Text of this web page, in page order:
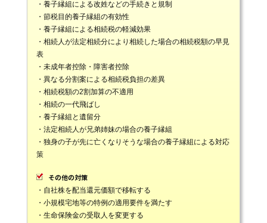
・養子縁組による改姓などの手続きと規制
・節税目的養子縁組の有効性
・養子縁組による相続税の軽減効果
・相続人が法定相続分により相続した場合の相続税額の早見
表
・未成年者控除・障害者控除
・異なる分割案による相続税負担の差異
・相続税額の2割加算の不適用
・相続の一代飛ばし
・養子縁組と遺留分
・法定相続人が兄弟姉妹の場合の養子縁組
・独身の子が先に亡くなりそうな場合の養子縁組による対応
策
その他の対策
・自社株を配当還元価額で移転する
・小規模宅地等の特例の適用要件を満たす
・生命保険金の受取人を変更する